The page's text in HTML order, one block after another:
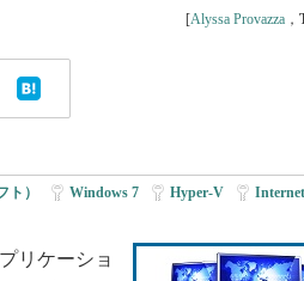
[Alyssa Provazza ，
） Windows 7 Hyper-V
Internet
リケーショ